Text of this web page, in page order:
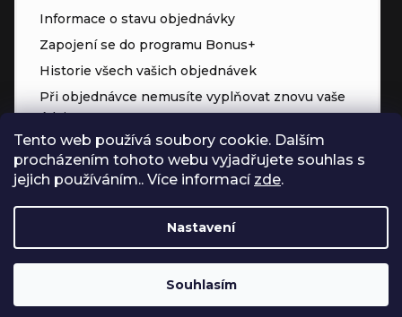
Tento web používá soubory cookie. Dalším
procházením tohoto webu vyjadřujete souhlas s
jejich používáním.. Více informací zde.
Nastavení
Souhlasím
Informace o stavu objednávky
Zapojení se do programu Bonus+
Historie všech vašich objednávek
Při objednávce nemusíte vyplňovat znovu vaše
údaje
Přednostní přístup ke slevám
Body za každý nákup
Vytvořil Shoptet
Copyright 2026Čerpadla.online. Všechna práva vyhrazena.Upravit